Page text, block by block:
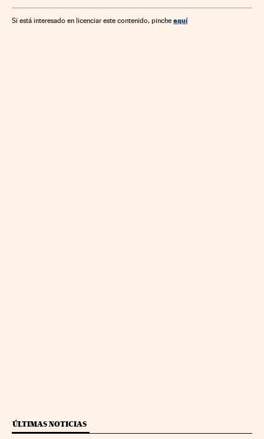
Si está interesado en licenciar este contenido, pinche aquí
ÚLTIMAS NOTICIAS